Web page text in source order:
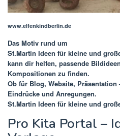
www.elfenkindberlin.de
Das Motiv rund um
St.Martin Ideen für kleine und
kann dir helfen, passende
Kompositionen zu finden.
Ob für Blog, Website,
Eindrücke und Anregungen.
St.Martin Ideen für kleine und
Pro Kita Portal –